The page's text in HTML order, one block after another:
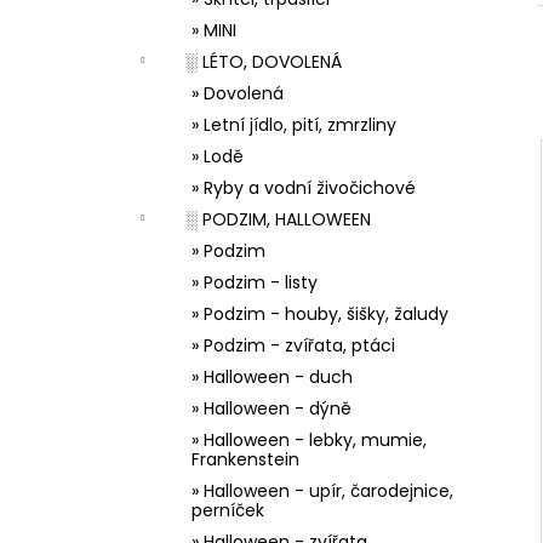
» MINI
░ LÉTO, DOVOLENÁ
» Dovolená
» Letní jídlo, pití, zmrzliny
» Lodě
» Ryby a vodní živočichové
░ PODZIM, HALLOWEEN
» Podzim
» Podzim - listy
» Podzim - houby, šišky, žaludy
» Podzim - zvířata, ptáci
» Halloween - duch
» Halloween - dýně
» Halloween - lebky, mumie,
Frankenstein
» Halloween - upír, čarodejnice,
perníček
33001 ZDOBÍCÍ SÁČEK